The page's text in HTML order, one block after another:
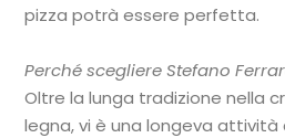
pizza potrà essere perfetta.
Perché scegliere Stefano
Oltre la lunga tradizione nella
legna, vi è una longeva attività